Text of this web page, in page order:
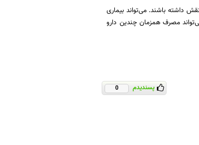
داشته باشند. می‌تواند بیماری
مصرف همزمان چندین دارو
پسندیدم 0